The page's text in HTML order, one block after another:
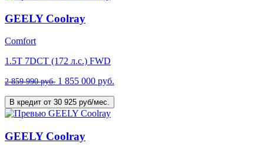
GEELY Coolray
Comfort
1.5T 7DCT (172 л.с.) FWD
2 859 990 руб. 1 855 000 руб.
В кредит от 30 925 руб/мес.
GEELY Coolray